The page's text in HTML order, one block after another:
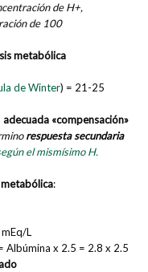
de H+,
de 100
metabólica
de Winter) = 21-25
adecuada «compensación»
respuesta secundaria
el mismísimo H.
:
L
Albúmina x 2.5 = 2.8 x 2.5